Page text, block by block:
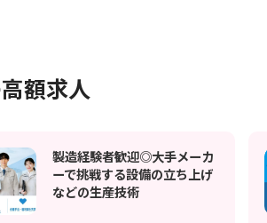
額求人
製造経験者歓迎◎大手メーカ
ーで挑戦する設備の立ち上げ
などの生産技術